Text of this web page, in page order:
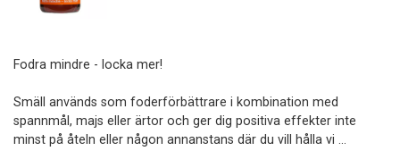
Fodra mindre - locka mer!
Smäll används som foderförbättrare i kombination med
spannmål, majs eller ärtor och ger dig positiva effekter inte
minst på åteln eller någon annanstans där du vill hålla vi ...